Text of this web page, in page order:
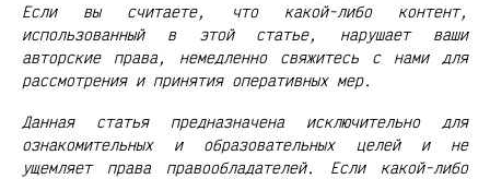
Если вы считаете, что какой-либо контент,
использованный в этой статье, нарушает ваши
авторские права, немедленно свяжитесь с нами для
рассмотрения и принятия оперативных мер.
Данная статья предназначена исключительно для
ознакомительных и образовательных целей и не
ущемляет права правообладателей. Если какой-либо